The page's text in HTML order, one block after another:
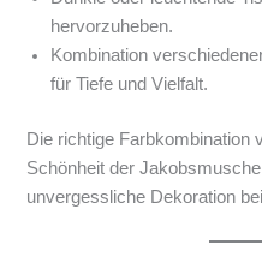
hervorzuheben.
Kombination
für Tiefe und Vielfalt.
Die richtige Farbkombination
Schönheit der
unvergessliche Dekoration